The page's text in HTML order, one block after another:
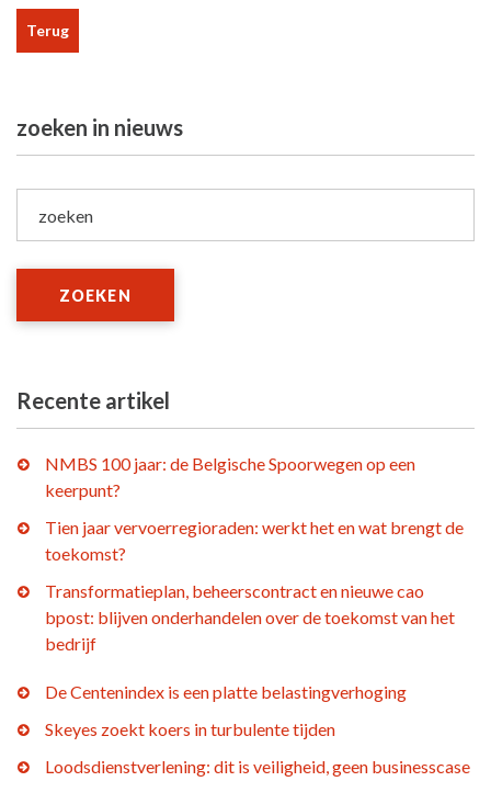
Terug
zoeken in nieuws
zoeken
ZOEKEN
Recente artikel
NMBS 100 jaar: de Belgische Spoorwegen op een
keerpunt?
Tien jaar vervoerregioraden: werkt het en wat brengt de
toekomst?
Transformatieplan, beheerscontract en nieuwe cao
bpost: blijven onderhandelen over de toekomst van het
bedrijf
De Centenindex is een platte belastingverhoging
Skeyes zoekt koers in turbulente tijden
Loodsdienstverlening: dit is veiligheid, geen businesscase